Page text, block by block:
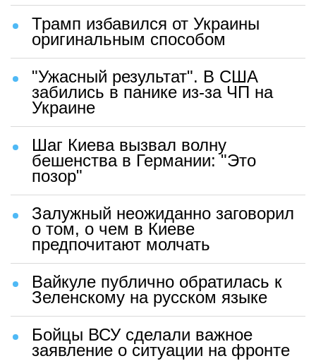
Трамп избавился от Украины
оригинальным способом
"Ужасный результат". В США
забились в панике из-за ЧП на
Украине
Шаг Киева вызвал волну
бешенства в Германии: "Это
позор"
Залужный неожиданно заговорил
о том, о чем в Киеве
предпочитают молчать
Вайкуле публично обратилась к
Зеленскому на русском языке
Бойцы ВСУ сделали важное
заявление о ситуации на фронте